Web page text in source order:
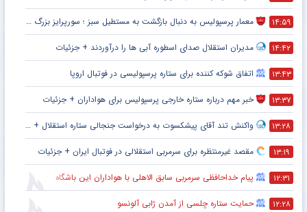
۱۴:۵۹ معمار پرسپولیس به دنبال بازگشت به مستطیل سبز ؛ سورپرایز بزرگ در راه است ؟ + جزئیات
۱۴:۴۲ مدیران استقلال صدای اسطوره آبی ها را درآوردند + جزئیات
۱۳:۴۳ اتفاق شوکه کننده برای ستاره پرسپولیسی در فوتبال اروپا
۱۳:۳۷ خبر مهم درباره ستاره خارجی پرسپولیس برای هواداران + جزئیات
۱۳:۲۸ واکنش تند آقای پیشکسوت به درخواست جنجالی ستاره استقلال + جزئیات
۱۳:۱۹ مقصد غیرمنتظره برای سرمربی استقلالی در فوتبال ایران + جزئیات
۱۲:۳۱ پیام خداحافظی سرمربی سابق الاهلی با هواداران این باشگاه
۱۲:۲۸ حمایت ستاره چلسی از آمدن ژابی آلونسو